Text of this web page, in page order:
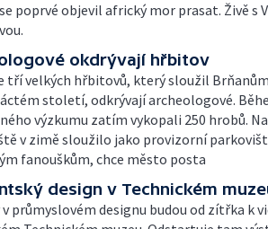
se poprvé objevil africký mor prasat. Živě s
okdrývají hřbitov
tří velkých hřbitovů, který sloužil
století, odkrývají archeologové.
výzkumu zatím vykopali 250 hrobů.
v zimě sloužilo jako provizorní
fanouškům, chce město posta
design v Technickém
průmyslovém designu budou od zítřka k